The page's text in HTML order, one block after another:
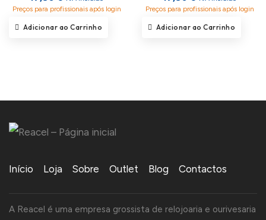
Preços para profissionais após login
Adicionar ao Carrinho
Preços para profissionais após login
Adicionar ao Carrinho
Início Loja Sobre Outlet Blog Contactos
A Reacel é uma empresa grossista de relojoaria e ourivesaria